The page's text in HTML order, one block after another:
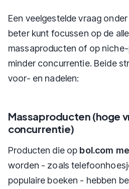
Een veelgestelde vraag
beter kunt focussen op de
massaproducten of op
minder concurrentie. Beide
voor- en nadelen:
Massaproducten (hoge
concurrentie)
Producten die op bol.com
worden - zoals
populaire boeken - hebben